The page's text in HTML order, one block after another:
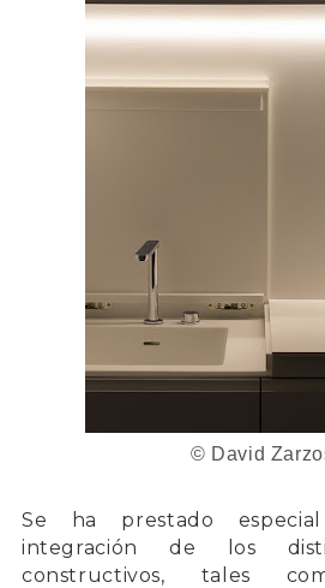
© David
Se ha prestado
integración de los
constructivos, tales